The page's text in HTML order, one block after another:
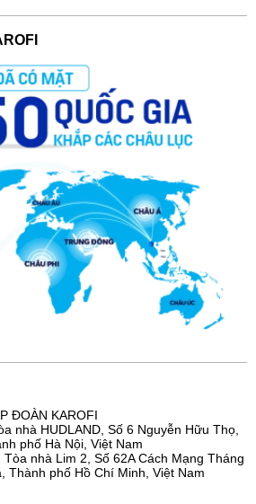
ĐOÀN KAROFI
nhà HUDLAND, Số 6 Nguyễn Hữu Thọ,
phố Hà Nội, Việt Nam
nhà Lim 2, Số 62A Cách Mạng Tháng
Thành phố Hồ Chí Minh, Việt Nam